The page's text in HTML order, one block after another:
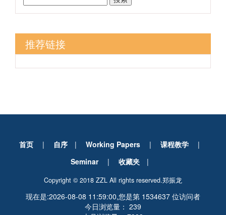
推荐链接
首页 | 自序 | Working Papers | 课程教学
|
Seminar
| 收藏夹 |
Copyright © 2018 ZZL All rights reserved.郑振龙
现在是:2026-08-08 11:59:00,您是第 1534637 位访问者
今日浏览量： 239